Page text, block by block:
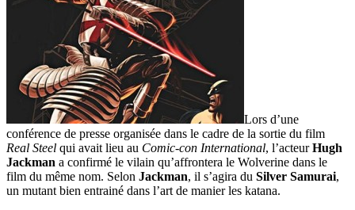
Lors d’une
conférence de presse organisée dans le cadre de la sortie du film
Real Steel qui avait lieu au Comic-con International, l’acteurHugh
Jackman a confirmé le vilain qu’affrontera le Wolverine dans le
film du même nom. Selon Jackman, il s’agira du Silver Samurai,
un mutant bien entrainé dans l’art de manier les katana.